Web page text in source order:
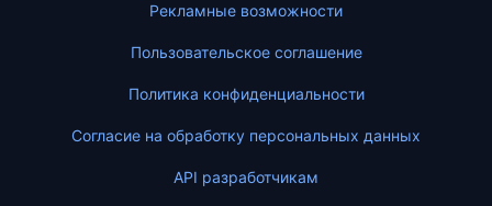
Рекламные возможности
Пользовательское соглашение
Политика конфиденциальности
Согласие на обработку персональных данных
API разработчикам